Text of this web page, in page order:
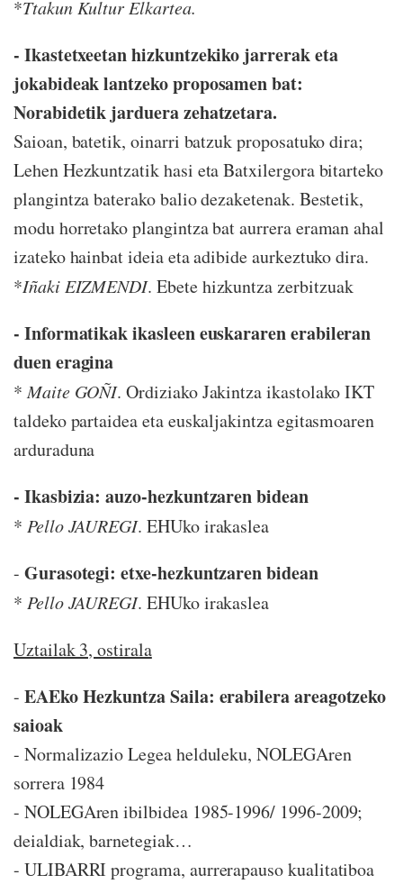
*Ttakun Kultur Elkartea.
- Ikastetxeetan hizkuntzekiko jarrerak eta
jokabideak lantzeko proposamen bat:
Norabidetik jarduera zehatzetara.
Saioan, batetik, oinarri batzuk proposatuko dira;
Lehen Hezkuntzatik hasi eta Batxilergora bitarteko
plangintza baterako balio dezaketenak. Bestetik,
modu horretako plangintza bat aurrera eraman ahal
izateko hainbat ideia eta adibide aurkeztuko dira.
*Iñaki EIZMENDI. Ebete hizkuntza zerbitzuak
- Informatikak ikasleen euskararen erabileran
duen eragina
*Maite GOÑI. Ordiziako Jakintza ikastolako IKT
taldeko partaidea eta euskaljakintza egitasmoaren
arduraduna
- Ikasbizia: auzo-hezkuntzaren bidean
* Pello JAUREGI. EHUko irakaslea
- Gurasotegi: etxe-hezkuntzaren bidean
* Pello JAUREGI. EHUko irakaslea
Uztailak 3, ostirala
- EAEko Hezkuntza Saila: erabilera areagotzeko
saioak
- Normalizazio Legea helduleku, NOLEGAren
sorrera 1984
- NOLEGAren ibilbidea 1985-1996/ 1996-2009;
deialdiak, barnetegiak…
- ULIBARRI programa, aurrerapauso kualitatiboa